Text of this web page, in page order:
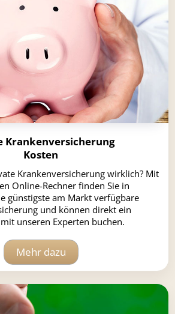
Krankenversicherung
Kosten
Krankenversicherung wirklich? Mit
Online-Rechner finden Sie in
günstigste am Markt verfügbare
und können direkt ein
unseren Experten buchen.
Mehr dazu